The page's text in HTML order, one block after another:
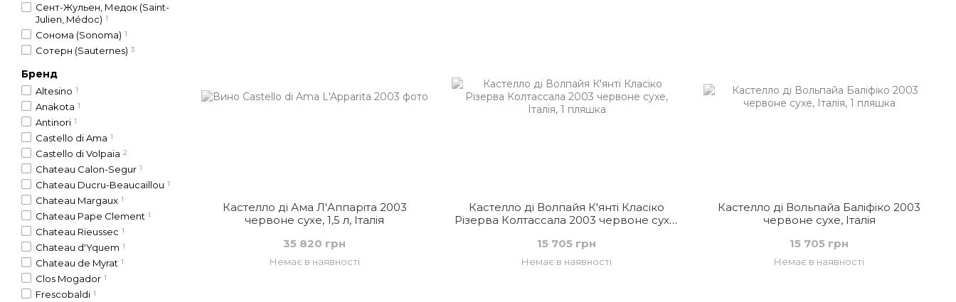
Кастелло ді Ама Л'Аппаріта 2003
червоне сухе, 1,5 л, Італія
35 820 грн
Немає в наявності
Кастелло ді Волпайя К'янті Класіко
Різерва Колтассала 2003 червоне сухе,
15 705 грн
Немає в наявності
Кастелло ді Вольпайа Баліфіко 2003
червоне сухе, Італія
15 705 грн
Немає в наявності
Сент-Жульен, Медок (Saint-
Julien, Médoc) 1
Сонома (Sonoma) 1
Сотерн (Sauternes) 3
Бренд
Altesino 1
Anakota 1
Antinori 1
Castello di Ama 1
Castello di Volpaia 2
Chateau Calon-Segur 1
Chateau Ducru-Beaucaillou 1
Chateau Margaux 1
Chateau Pape Clement 1
Chateau Rieussec 1
Chateau d'Yquem 1
Chateau de Myrat 1
Clos Mogador 1
Frescobaldi 1